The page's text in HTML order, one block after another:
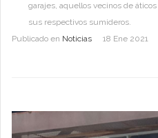
garajes, aquellos vecinos de
sus respectivos sumideros.
Publicado en Noticias 18 Ene 2021